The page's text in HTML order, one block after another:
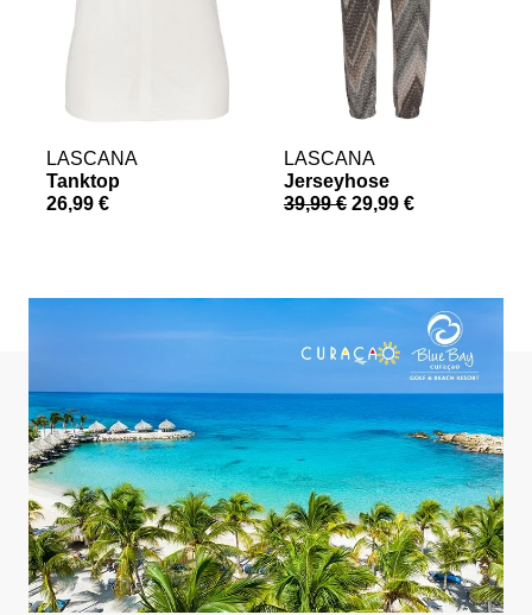
LASCANA
Tanktop
26,99 €
LASCANA
Jerseyhose
39,99 € 29,99 €